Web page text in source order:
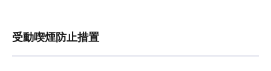
受動喫煙防止措置